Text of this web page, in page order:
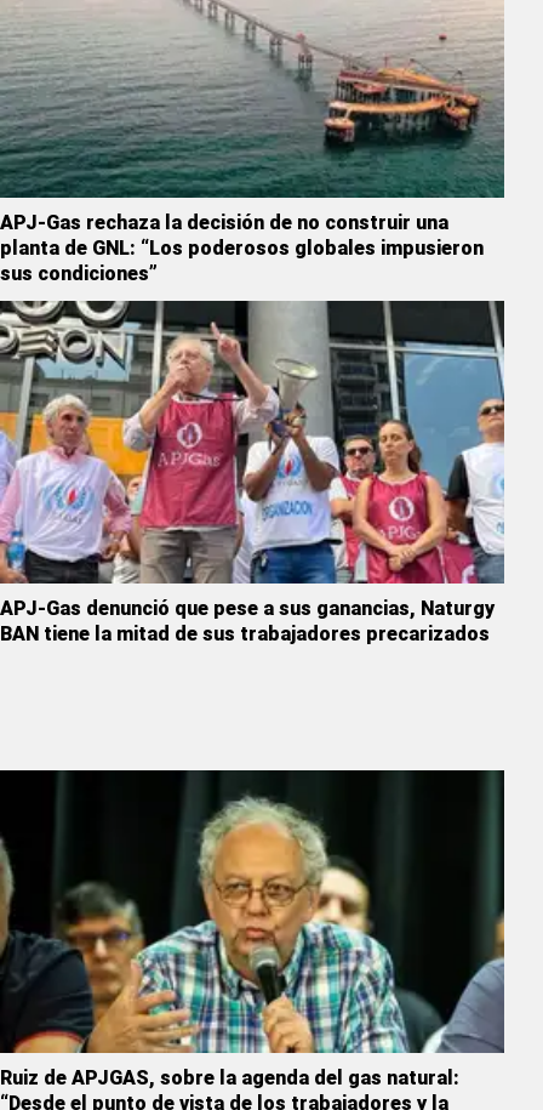
APJ-Gas rechaza la decisión de no construir una
planta de GNL: “Los poderosos globales impusieron
sus condiciones”
APJ-Gas denunció que pese a sus ganancias, Naturgy
BAN tiene la mitad de sus trabajadores precarizados
Ruiz de APJGAS, sobre la agenda del gas natural:
“Desde el punto de vista de los trabajadores y la